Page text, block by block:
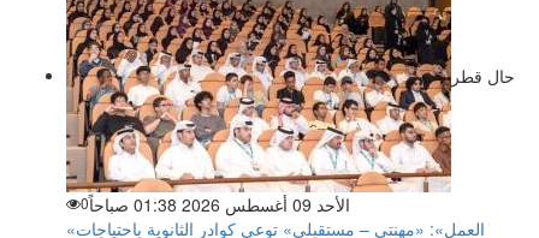
حال قطر
الأحد 09 أغسطس 2026 01:38 صباحاً 0
«العمل»: «مهنتي – مستقبلي» توعي كوادر الثانوية باحتياجات